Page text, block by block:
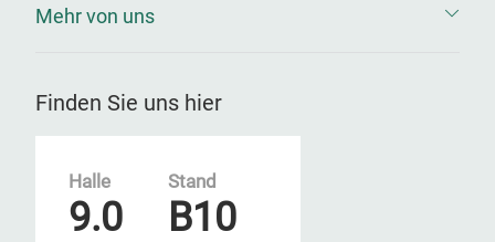
Mehr von uns
Finden Sie uns hier
Halle
9.0
Stand
B10